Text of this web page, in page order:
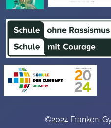
©2024 Franken-